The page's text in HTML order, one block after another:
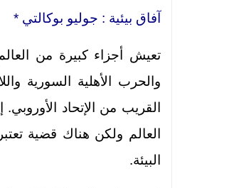
آفاق بيئية : جوليو بوكالتي *
تعيش أجزاء كبيرة من
والحرب الأهلية السورية
القريب من الإتحاد
العالم ولكن هناك قضية
البيئة.